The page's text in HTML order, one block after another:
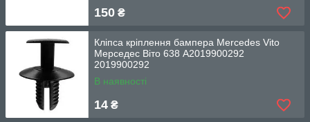
150 ₴
Кліпса кріплення бампера Mercedes Vito
Мерседес Віто 638 A2019900292
2019900292
В наявності
14 ₴